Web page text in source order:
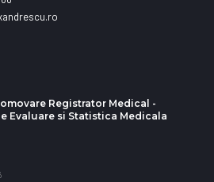
Registrator Medical -
Evaluare si Statistica Medicala